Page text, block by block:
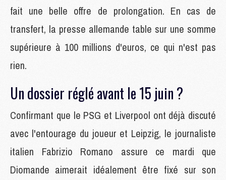
fait une belle offre de prolongation. En cas de
transfert, la presse allemande table sur une somme
supérieure à 100 millions d'euros, ce qui n'est pas
rien.
Un dossier réglé avant le 15 juin ?
Confirmant que le PSG et Liverpool ont déjà discuté
avec l'entourage du joueur et Leipzig, le journaliste
italien Fabrizio Romano assure ce mardi que
Diomande aimerait idéalement être fixé sur son